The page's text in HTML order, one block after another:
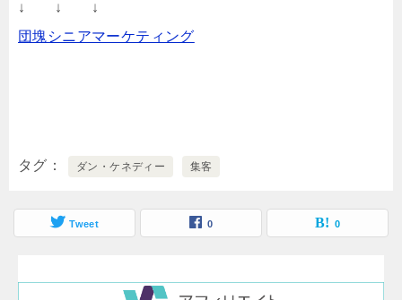
↓ ↓ ↓
団塊シニアマーケティング
タグ ダン・ケネディー 集客
Tweet 0 0